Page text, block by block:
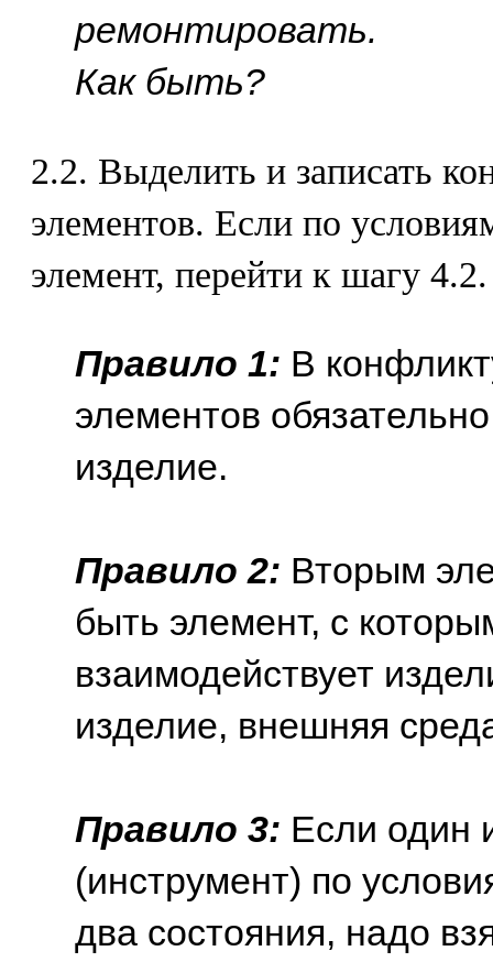
ремонтировать.
Как быть?
2.2. Выделить и записать
элементов. Если по
элемент, перейти к шагу 4.2.
Правило 1: В
элементов
изделие.
Правило 2: Вторым
быть элемент, с
взаимодействует
изделие, внешняя
Правило 3: Если один
(инструмент) по
два состояния, надо